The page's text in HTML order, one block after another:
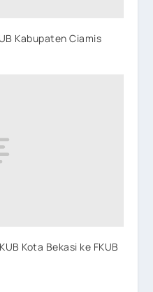
Kabupaten Ciamis
Kota Bekasi ke FKUB